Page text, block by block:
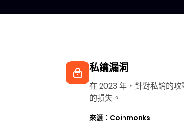
私鑰漏洞
在 2023 年，針對私鑰的
的損失。
來源：Coinmonks